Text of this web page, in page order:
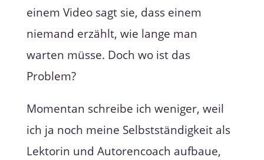
einem Video sagt sie, dass einem
niemand erzählt, wie lange man
warten müsse. Doch wo ist das
Problem?
Momentan schreibe ich weniger, weil
ich ja noch meine Selbstständigkeit als
Lektorin und Autorencoach aufbaue,